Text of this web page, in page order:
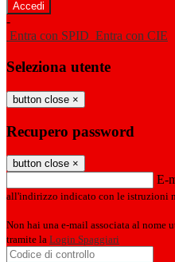
-
Entra con SPID Entra con CIE
Seleziona utente
button close ×
Recupero password
button close ×
E-
all'indirizzo indicato con le istruzioni
Non hai una e-mail associata al nome
tramite la Login Spaggiari